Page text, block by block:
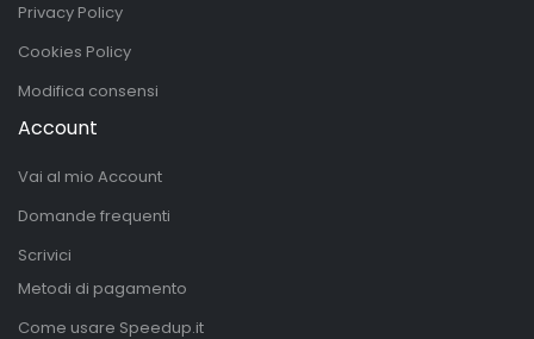
Privacy Policy
Cookies Policy
Modifica consensi
Account
Vai al mio Account
Domande frequenti
Scrivici
Metodi di pagamento
Come usare Speedup.it